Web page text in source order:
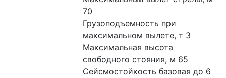
70
Грузоподъемность при
максимальном вылете, т 3
Максимальная высота
свободного стояния, м 65
Сейсмостойкость базовая до 6